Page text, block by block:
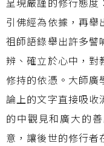
引佛經為依據，再舉
祖師語錄舉出許多譬
辨、確立於心中，對
修持的依憑。大師廣
論上的文字直接吸收
的中觀見和廣大的
意，讓後世的修行者